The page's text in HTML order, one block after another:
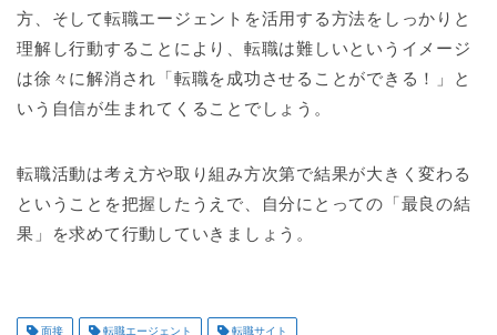
方、そして転職エージェントを活用する方法をしっかりと
理解し行動することにより、転職は難しいというイメージ
は徐々に解消され「転職を成功させることができる！」と
いう自信が生まれてくることでしょう。
転職活動は考え方や取り組み方次第で結果が大きく変わる
ということを把握したうえで、自分にとっての「最良の結
果」を求めて行動していきましょう。
面接 転職エージェント 転職サイト